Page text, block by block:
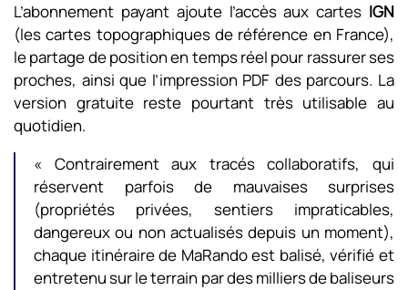
L’abonnement payant ajoute l’accès aux cartes IGN
(les cartes topographiques de référence en France),
le partage de position en temps réel pour rassurer ses
proches, ainsi que l’impression PDF des parcours. La
version gratuite reste pourtant très utilisable au
quotidien.
« Contrairement aux tracés collaboratifs, qui
réservent parfois de mauvaises surprises
(propriétés privées, sentiers impraticables,
dangereux ou non actualisés depuis un moment),
chaque itinéraire de MaRando est balisé, vérifié et
entretenu sur le terrain par des milliers de baliseurs